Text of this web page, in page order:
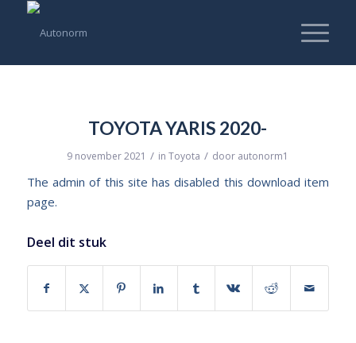
TOYOTA YARIS 2020-
9 november 2021 / inToyota / door autonorm1
The admin of this site has disabled this download item
page.
Deel dit stuk